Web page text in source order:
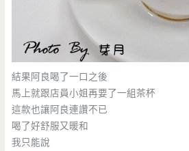
結果阿良喝了一口之後
馬上就跟店員小姐再要了一組茶杯
這款也讓阿良連讚不已
喝了好舒服又暖和
我只能說